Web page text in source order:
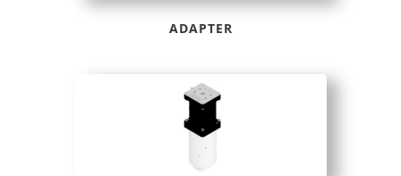
ADAPTER